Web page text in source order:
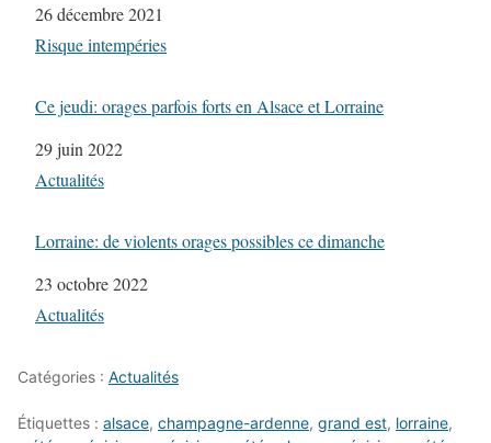
Date
26 décembre 2021
Par rapport à
Risque intempéries
Ce jeudi: orages parfois forts en Alsace et Lorraine
Date
29 juin 2022
Par rapport à
Actualités
Lorraine: de violents orages possibles ce dimanche
Date
23 octobre 2022
Par rapport à
Actualités
Catégories : Actualités
Étiquettes : alsace, champagne-ardenne, grand est, lorraine,